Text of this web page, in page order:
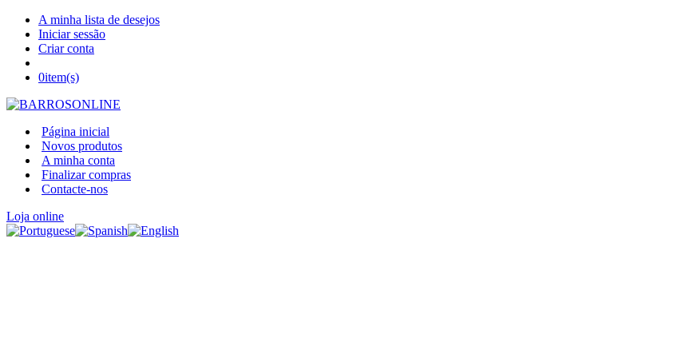
A minha lista de desejos
Iniciar sessão
Criar conta
0item(s)
Página inicial
Novos produtos
A minha conta
Finalizar compras
Contacte-nos
Loja online